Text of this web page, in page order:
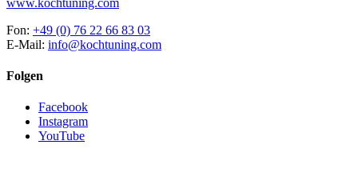
Fon: +49 (0) 76 22 66 83 03
E-Mail: info@kochtuning.com
Folgen
Facebook
Instagram
YouTube